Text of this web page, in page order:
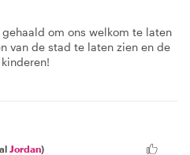
om ons welkom te laten
van de stad te laten zien en de
Jordan)